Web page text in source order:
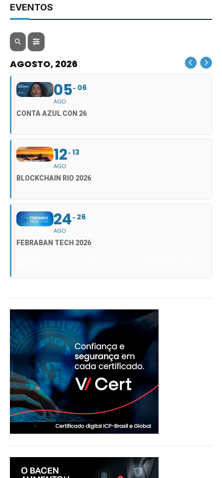
EVENTOS
AGOSTO, 2026
05
AGO
06
CONTA AZUL CON 26
12
AGO
13
BLOCKCHAIN RIO 2026
24
AGO
26
FEBRABAN TECH 2026